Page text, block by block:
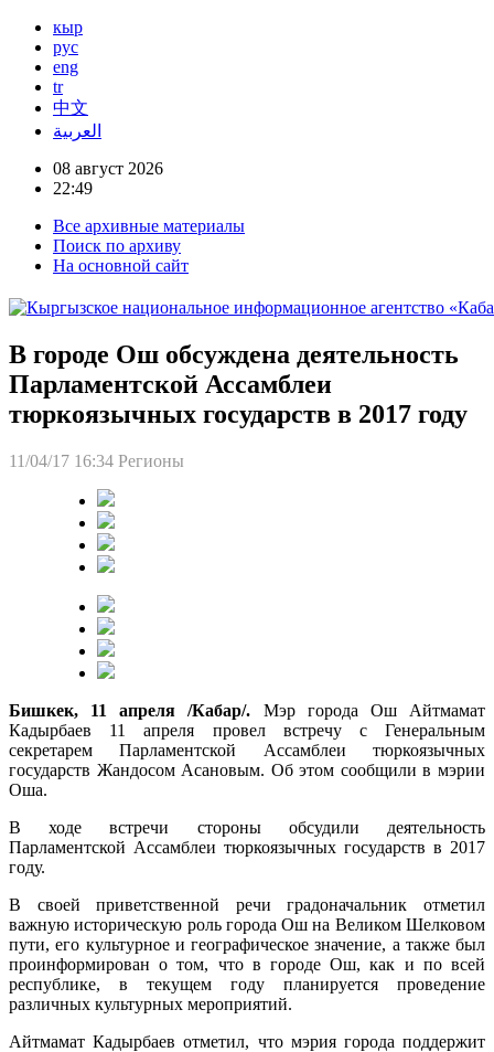
кыр
рус
eng
tr
中文
العربية
08 август 2026
22:49
Все архивные материалы
Поиск по архиву
На основной сайт
В городе Ош обсуждена деятельность
Парламентской Ассамблеи
тюркоязычных государств в 2017 году
11/04/17 16:34 Регионы
Бишкек, 11 апреля /Кабар/. Мэр города Ош Айтмамат
Кадырбаев 11 апреля провел встречу с Генеральным
секретарем Парламентской Ассамблеи тюркоязычных
государств Жандосом Асановым. Об этом сообщили в мэрии
Оша.
В ходе встречи стороны обсудили деятельность
Парламентской Ассамблеи тюркоязычных государств в 2017
году.
В своей приветственной речи градоначальник отметил
важную историческую роль города Ош на Великом Шелковом
пути, его культурное и географическое значение, а также был
проинформирован о том, что в городе Ош, как и по всей
республике, в текущем году планируется проведение
различных культурных мероприятий.
Айтмамат Кадырбаев отметил, что мэрия города поддержит